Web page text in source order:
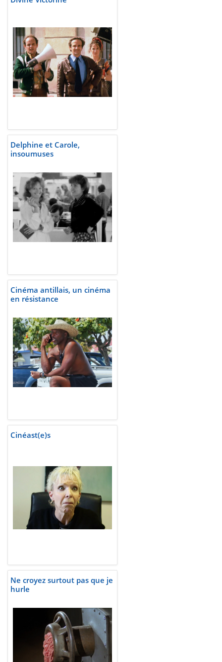
Delphine et Carole,
insoumuses
Cinéma antillais, un cinéma
en résistance
Cinéast(e)s
Ne croyez surtout pas que je
hurle